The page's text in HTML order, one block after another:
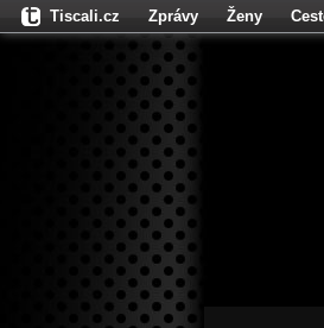
Tiscali.cz Zprávy Ženy
Fights.cz